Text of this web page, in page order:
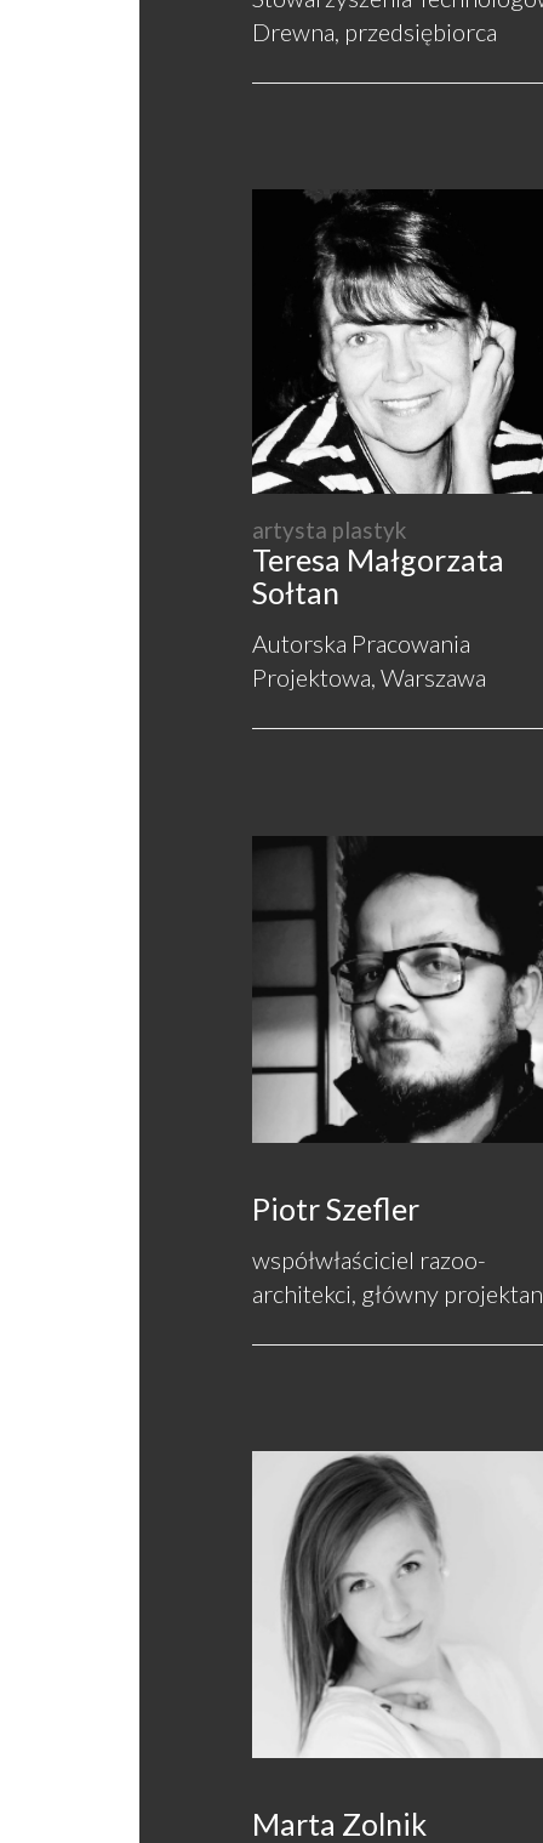
Drewna, przedsiębiorca
artysta plastyk
Teresa Małgorzata
Sołtan
Autorska Pracowania
Projektowa, Warszawa
Piotr Szefler
współwłaściciel razoo-
architekci, główny
Marta Zolnik